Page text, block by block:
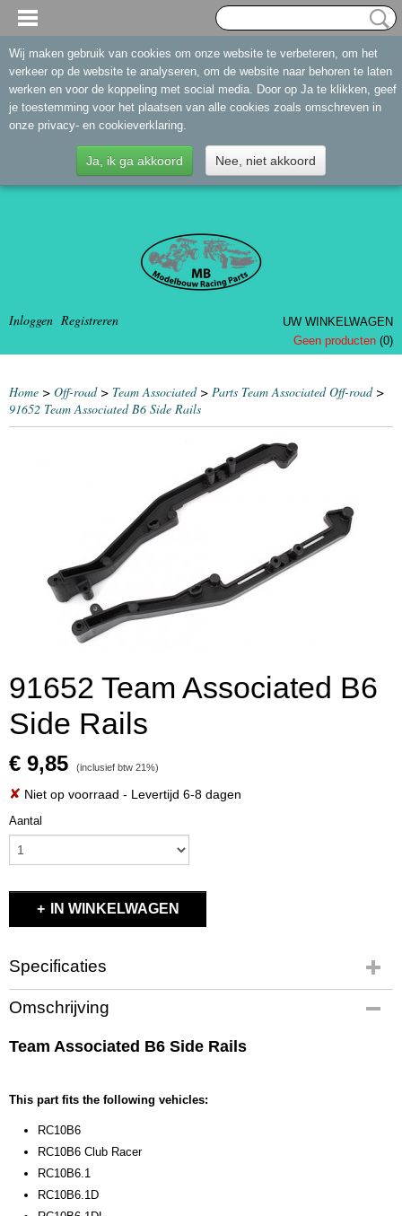
Inloggen Registreren
UW WINKELWAGEN
Geen producten (0)
Home > Off-road> Team Associated> Parts Team Associated Off-road>
91652 Team Associated B6 Side Rails
91652 Team Associated B6
Side Rails
€ 9,85 (inclusief btw 21%)
✘ Niet op voorraad - Levertijd 6-8 dagen
Aantal
IN WINKELWAGEN
Specificaties
Productcode
91652
EAN code
91652
0,50 Kg
Omschrijving
Team Associated B6 Side Rails
This part fits the following vehicles:
RC10B6
RC10B6 Club Racer
RC10B6.1
RC10B6.1D
Wij maken gebruik van cookies om onze website te verbeteren, om het
verkeer op de website te analyseren, om de website naar behoren te laten
werken en voor de koppeling met social media. Door op Ja te klikken, geef
je toestemming voor het plaatsen van alle cookies zoals omschreven in
onze privacy- en cookieverklaring.
Ja, ik ga akkoord Nee, niet akkoord